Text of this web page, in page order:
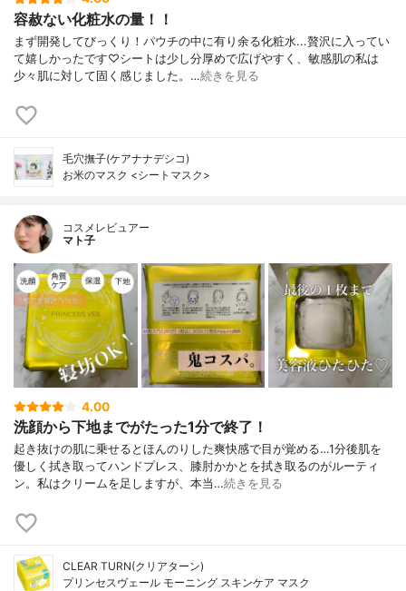
容赦ない化粧水の量！！
まず開発してびっくり！パウチの中に有り余る化粧水...贅沢に入ってい
て嬉しかったです♡シートは少し分厚めで広げやすく、敏感肌の私は
少々肌に対して固く感じました。…続きを見る
毛穴撫子(ケアナナデシコ)
お米のマスク <シートマスク>
コスメレビュアー
マト子
4.00
洗顔から下地までがたった1分で終了！
起き抜けの肌に乗せるとほんのりした爽快感で目が覚める…1分後肌を
優しく拭き取ってハンドプレス、膝肘かかとを拭き取るのがルーティ
ン。私はクリームを足しますが、本当…続きを見る
CLEAR TURN(クリアターン)
プリンセスヴェール モーニング スキンケア マスク